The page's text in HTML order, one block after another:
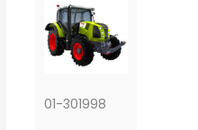
01-301998